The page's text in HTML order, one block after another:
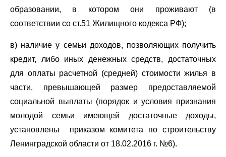
образовании, в котором они проживают (в
соответствии со ст.51 Жилищного кодекса РФ);
в) наличие у семьи доходов, позволяющих получить
кредит, либо иных денежных средств, достаточных
для оплаты расчетной (средней) стоимости жилья в
части, превышающей размер предоставляемой
социальной выплаты (порядок и условия признания
молодой семьи имеющей достаточные доходы,
установлены приказом комитета по строительству
Ленинградской области от 18.02.2016 г. №6).